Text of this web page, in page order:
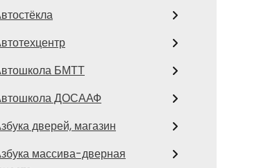
БМТТ
ДОСААФ
дверей, магазин
массива-дверная